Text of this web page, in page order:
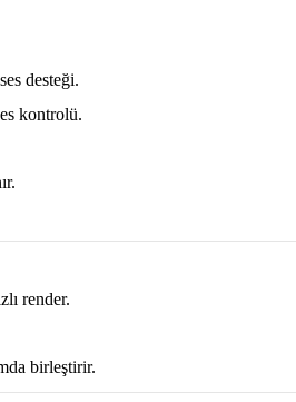
desteği.
kontrolü.
render.
birleştirir.